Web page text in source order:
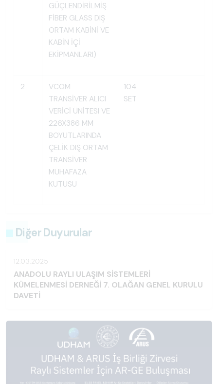
GÜÇLENDİRİLMİŞ
FİBER GLASS DIŞ
ORTAM KABİNİ VE
KABİN İÇİ
EKİPMANLARI)
2
VCOM
TRANSİVER ALICI
VERİCİ ÜNİTESI VE
226X386 MM
BOYUTLARINDA
ÇELİK DIŞ ORTAM
TRANSİVER
MUHAFAZA
KUTUSU
104
SET
Diğer Duyurular
12.03.2025
ANADOLU RAYLI ULAŞIM SİSTEMLERİ
KÜMELENMESİ DERNEĞİ 7. OLAĞAN GENEL KURULU
DAVETİ